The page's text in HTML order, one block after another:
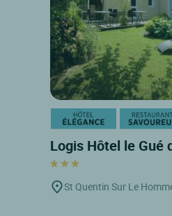
Logis Hôtel le Gué
St Quentin Sur Le